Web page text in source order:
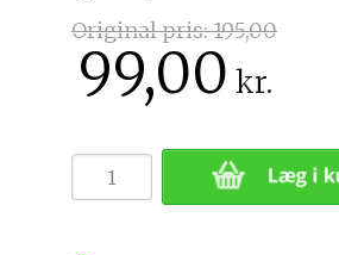
Original pris:195,00
99,00 kr.